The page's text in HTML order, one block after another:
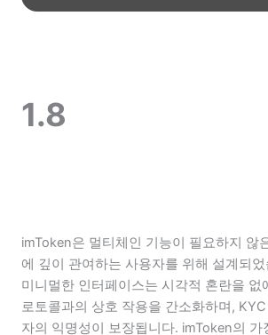
1.8
imToken은 멀티체인 기능이 필요하지 않
에 깊이 관여하는 사용자를 위해 설계되
미니멀한 인터페이스는 시각적 혼란을 없
로토콜과의 상호 작용을 간소화하며,
자의 익명성이 보장됩니다. imToken의 가